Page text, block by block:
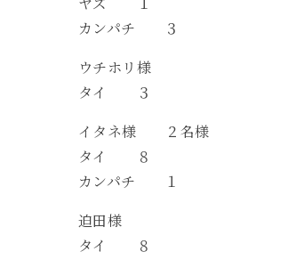
カンパチ ３
ウチホリ様
タイ ３
イタネ様 ２名様
タイ ８
カンパチ １
迫田様
タイ ８